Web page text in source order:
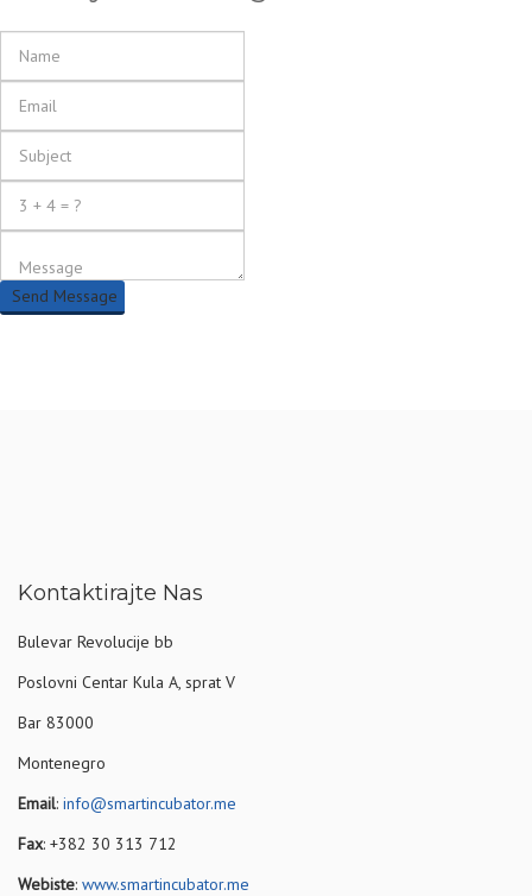
Send Message
Kontaktirajte Nas
Bulevar Revolucije bb
Poslovni Centar Kula A, sprat V
Bar 83000
Montenegro
Email: info@smartincubator.me
Fax: +382 30 313 712
Webiste: www.smartincubator.me